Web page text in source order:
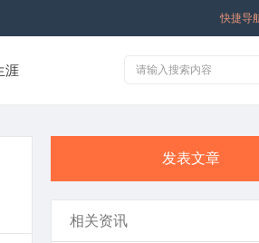
快捷导
涯
发表文章
相关资讯